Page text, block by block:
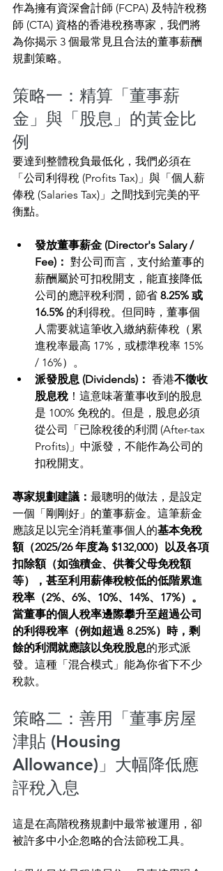
作為擁有資深會計師 (FCPA) 及特許稅務
師 (CTA) 資格的香港稅務專家，我們將
為你揭示 3 個最常見且合法的董事薪酬
規劃策略。
策略一：精算「董事薪
金」與「股息」的黃金比
例
要達到整體稅負最低化，我們必須在
「公司利得稅 (Profits Tax)」與「個人薪
俸稅 (Salaries Tax)」之間找到完美的平
衡點。
發放董事薪金 (Director's Salary /
Fee)： 對公司而言，支付給董事的
薪酬屬於可扣稅開支，能直接降低
公司的應評稅利潤，節省 8.25% 或
16.5% 的利得稅。但同時，董事個
人需要就這筆收入繳納薪俸稅（累
進稅率最高 17%，或標準稅率 15%
/ 16%）。
派發股息 (Dividends)： 香港不徵收
股息稅 ！這意味著董事收到的股息
是 100% 免稅的。但是，股息必須
從公司「已除稅後的利潤 (After-tax
Profits)」中派發，不能作為公司的
扣稅開支。
專家規劃建議： 最聰明的做法，是設定
一個「剛剛好」的董事薪金。這筆薪金
應該足以完全消耗董事個人的基本免稅
額（2025/26 年度為 $132,000）以及各項
扣除額（如強積金、供養父母免稅額
等），甚至利用薪俸稅較低的低階累進
稅率（2%、6%、10%、14%、17%）。
當董事的個人稅率邊際攀升至超過公司
的利得稅率（例如超過 8.25%）時，剩
餘的利潤就應該以免稅股息的形式派
發。這種「混合模式」能為你省下不少
稅款。
策略二：善用「董事房屋
津貼 (Housing
Allowance)」大幅降低應
評稅入息
這是在高階稅務規劃中最常被運用，卻
被許多中小企忽略的合法節稅工具。